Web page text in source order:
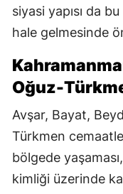
siyasi yapısı da
hale gelmesinde
Oğuz-
Avşar, Bayat,
Türkmen
bölgede
kimliği üzerinde